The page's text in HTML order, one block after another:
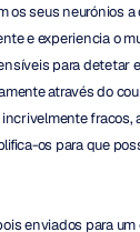
os seus neurónios
e experiencia o
para detetar
através do
fracos,
os para que
enviados para